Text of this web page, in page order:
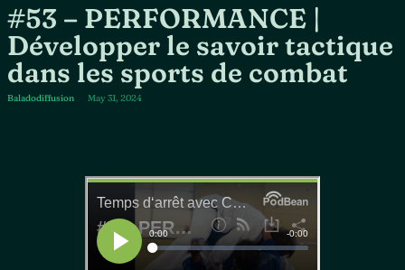
#53 – PERFORMANCE |
Développer le savoir tactique
dans les sports de combat
Baladodiffusion May 31, 2024